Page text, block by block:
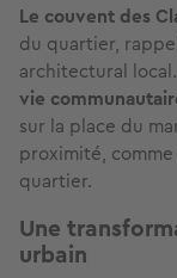
Le couvent des
du quartier,
architectural
vie
sur la place du
proximité,
quartier.
Une
urbain